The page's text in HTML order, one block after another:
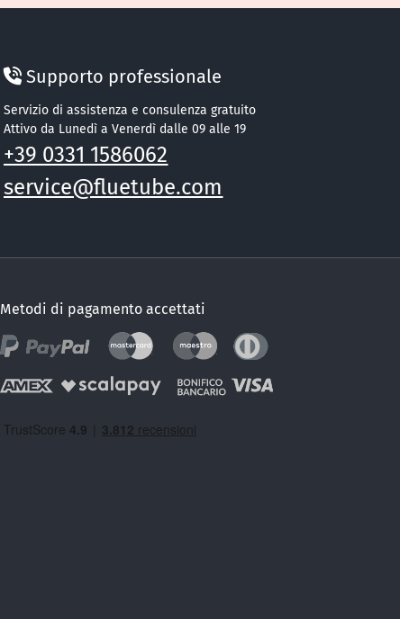
Supporto professionale
Servizio di assistenza e consulenza gratuito
Attivo da Lunedì a Venerdì dalle 09 alle 19
+39 0331 1586062
service@fluetube.com
Metodi di pagamento accettati